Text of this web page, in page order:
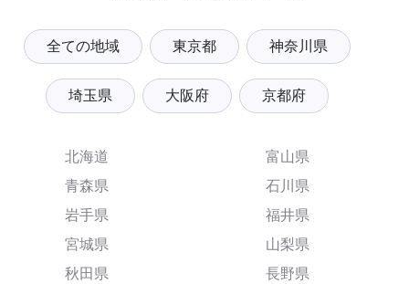
全ての地域 東京都 神奈川県
埼玉県 大阪府 京都府
北海道
青森県
岩手県
宮城県
秋田県
富山県
石川県
福井県
山梨県
長野県